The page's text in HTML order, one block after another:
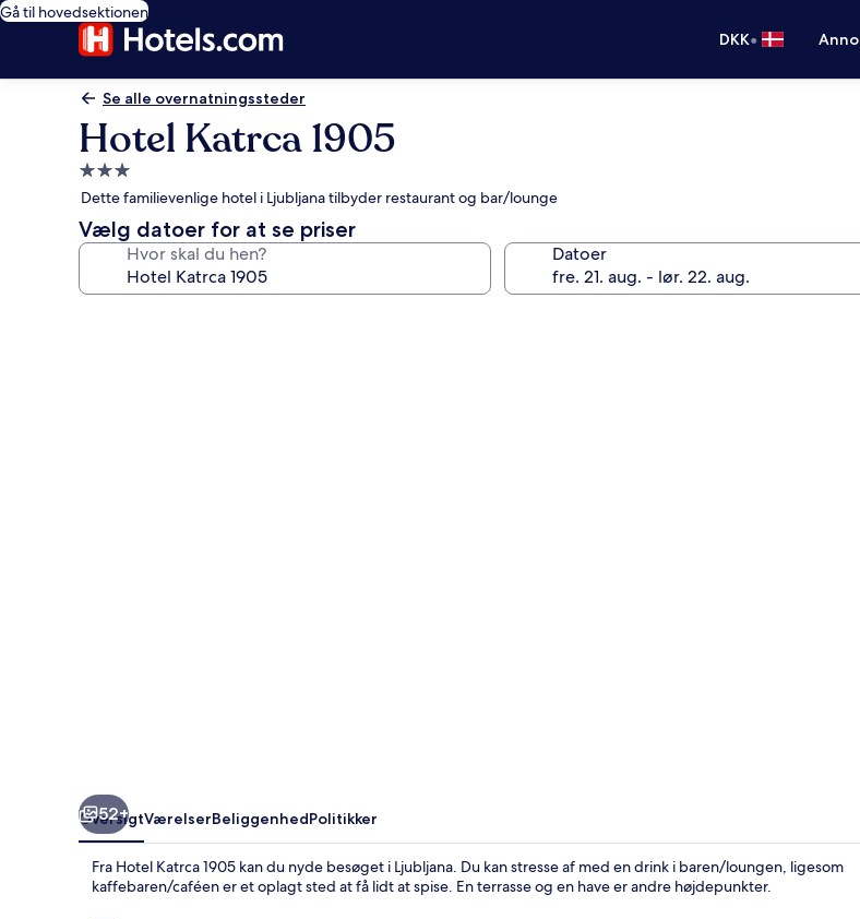
Gå til hovedsektionen
DKK•
Se alle overnatningssteder
Hotel Katrca 1905
3.0-
stjernet
overnatningssted
Dette familievenlige hotel i Ljubljana tilbyder restaurant og bar/lounge
Vælg datoer for at se priser
Hvor skal du hen? Datoer
52+
OversigtVærelserBeliggenhedPolitikker
Fra Hotel Katrca 1905 kan du nyde besøget i Ljubljana. Du kan stresse af med en drink i baren/loungen, ligesom
kaffebaren/caféen er et oplagt sted at få lidt at spise. En terrasse og en have er andre højdepunkter.